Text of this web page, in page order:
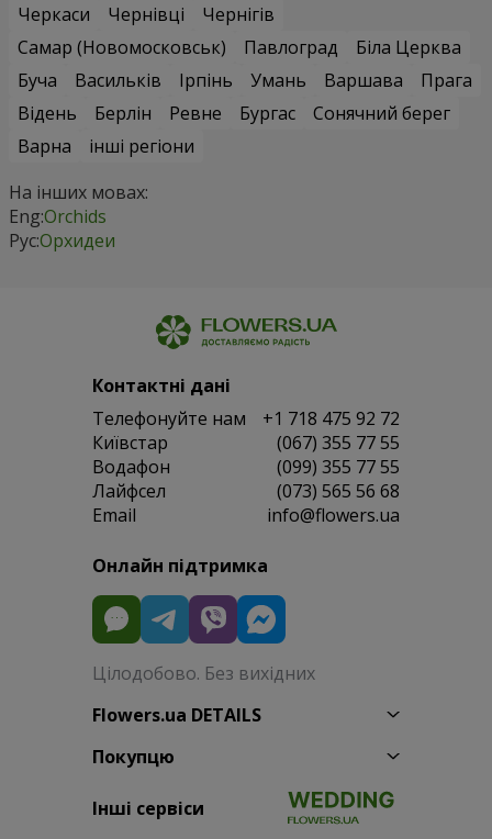
Черкаси
Чернівці
Чернігів
Самар (Новомосковськ)
Павлоград
Біла Церква
Буча
Васильків Ірпінь Умань Варшава
Прага
Відень
Берлін Ревне Бургас
Сонячний берег
Варна
інші регіони
На інших мовах:
Eng:Orchids
Рус:Орхидеи
Контактні дані
Телефонуйте нам
+1 718 475 92 72
Київстар
(067) 355 77 55
Водафон
(099) 355 77 55
Лайфсел
(073) 565 56 68
Email
info@flowers.ua
Онлайн підтримка
Цілодобово. Без вихідних
Flowers.ua DETAILS
Покупцю
Інші сервіси